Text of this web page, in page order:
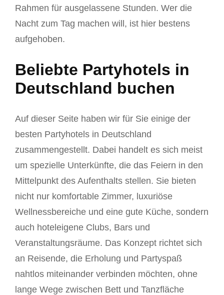
Rahmen für ausgelassene Stunden. Wer die
Nacht zum Tag machen will, ist hier bestens
aufgehoben.
Beliebte Partyhotels in
Deutschland buchen
Auf dieser Seite haben wir für Sie einige der
besten Partyhotels in Deutschland
zusammengestellt. Dabei handelt es sich meist
um spezielle Unterkünfte, die das Feiern in den
Mittelpunkt des Aufenthalts stellen. Sie bieten
nicht nur komfortable Zimmer, luxuriöse
Wellnessbereiche und eine gute Küche, sondern
auch hoteleigene Clubs, Bars und
Veranstaltungsräume. Das Konzept richtet sich
an Reisende, die Erholung und Partyspaß
nahtlos miteinander verbinden möchten, ohne
lange Wege zwischen Bett und Tanzfläche